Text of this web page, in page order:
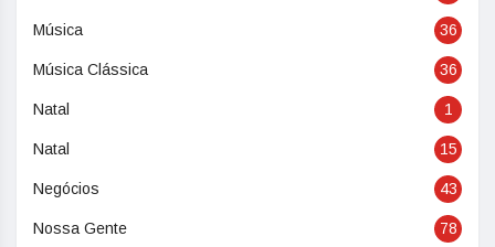
Música 36
Música Clássica 36
Natal 1
Natal 15
Negócios 43
Nossa Gente 78